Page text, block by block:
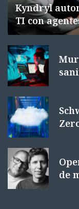
Kyndryl
TI con
de